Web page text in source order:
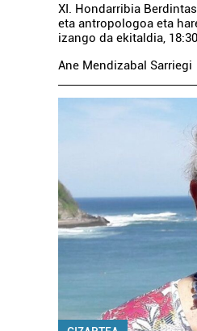
XI. Hondarribia
eta antropologoa eta
izango da ekitaldia,
Ane Mendizabal Sarriegi